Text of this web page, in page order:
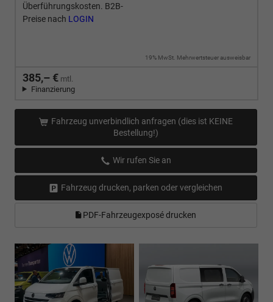
Überführungskosten. B2B-
Preise nach LOGIN
19% MwSt. Mehrwertsteuer ausweisbar
385,– € mtl.
Finanzierung
Fahrzeug unverbindlich anfragen (dies ist KEINE
Bestellung!)
Wir rufen Sie an
Fahrzeug drucken, parken oder vergleichen
PDF-Fahrzeugexposé drucken